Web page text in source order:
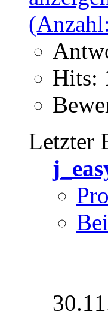
Hits:
Letzter